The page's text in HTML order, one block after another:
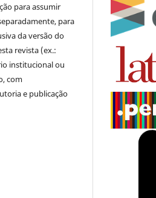
para assumir
para
da versão do
revista (ex.:
institucional ou
com
e publicação